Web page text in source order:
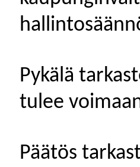
Pykälä
tulee
Päätös